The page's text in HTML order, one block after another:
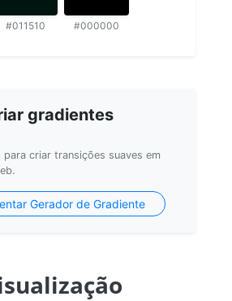
#011510 #000000
gradientes
para criar transições suaves em
Gerador de Gradiente